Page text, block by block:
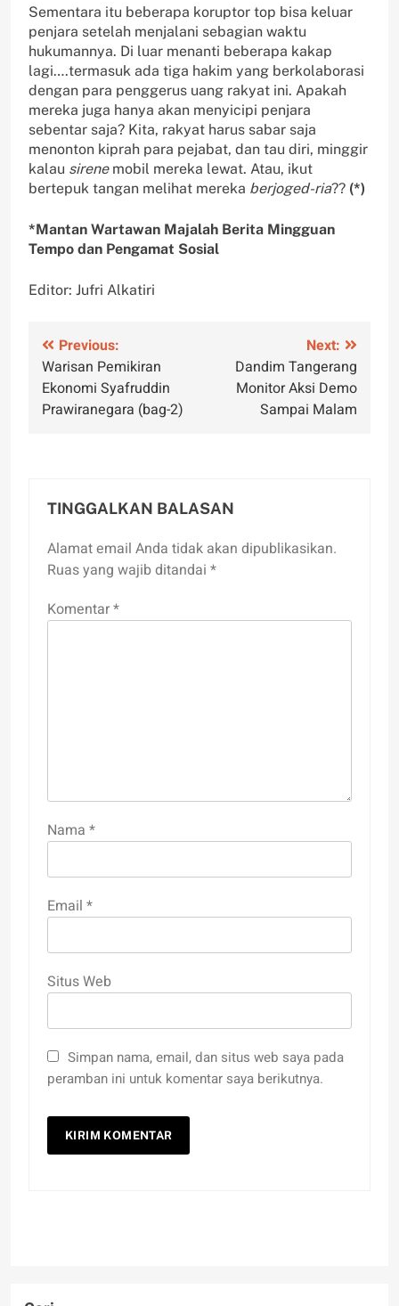
Sementara itu beberapa koruptor top bisa keluar
penjara setelah menjalani sebagian waktu
hukumannya. Di luar menanti beberapa kakap
lagi….termasuk ada tiga hakim yang berkolaborasi
dengan para penggerus uang rakyat ini. Apakah
mereka juga hanya akan menyicipi penjara
sebentar saja? Kita, rakyat harus sabar saja
menonton kiprah para pejabat, dan tau diri, minggir
kalau sirene mobil mereka lewat. Atau, ikut
bertepuk tangan melihat mereka berjoged-ria?? (*)
*Mantan Wartawan Majalah Berita Mingguan
Tempo dan Pengamat Sosial
Editor: Jufri Alkatiri
Navigasi
pos
Previous:
Warisan Pemikiran
Ekonomi Syafruddin
Prawiranegara (bag-2)
Next:
Dandim Tangerang
Monitor Aksi Demo
Sampai Malam
TINGGALKAN BALASAN
Alamat email Anda tidak akan dipublikasikan.
Ruas yang wajib ditandai *
Komentar*
Nama *
Email *
Situs Web
Simpan nama, email, dan situs web saya pada
peramban ini untuk komentar saya berikutnya.